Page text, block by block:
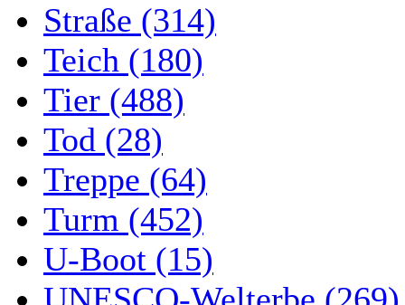
Straße (314)
Teich (180)
Tier (488)
Tod (28)
Treppe (64)
Turm (452)
U-Boot (15)